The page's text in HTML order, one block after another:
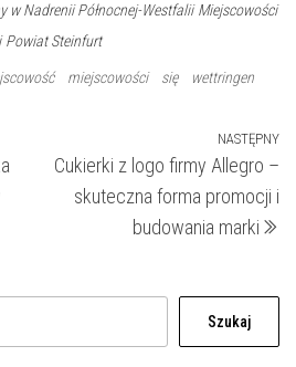
w Nadrenii Północnej-Westfalii Miejscowości
Powiat Steinfurt
miejscowości się
wettringen
NASTĘPNY
Cukierki z logo firmy Allegro –
skuteczna forma promocji i
budowania marki
Szukaj